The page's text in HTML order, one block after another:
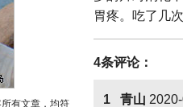
胃疼。吃了几
4条评论：
1 青山
有文章，均符